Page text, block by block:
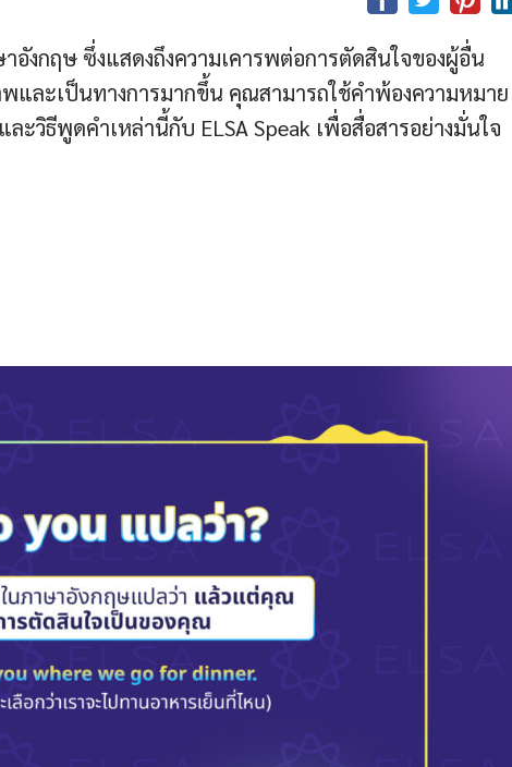
งกฤษ ซึ่งแสดงถึงความเคารพต่อการตัดสินใจของผู้อื่น
ละเป็นทางการมากขึ้น คุณสามารถใช้คำพ้องความหมาย
ะวิธีพูดคำเหล่านี้กับ ELSA Speak เพื่อสื่อสารอย่างมั่นใจ